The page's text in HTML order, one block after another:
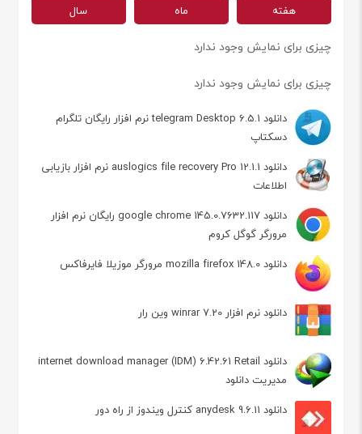
هفته ماه سال
چیزی برای نمایش وجود ندارد
چیزی برای نمایش وجود ندارد
دانلود telegram Desktop 6.5.1 نرم افزار رایگان تلگرام
دسکتاپ
دانلود auslogics file recovery Pro 12.1.1 نرم افزار بازیابی
اطلاعات
دانلود google chrome 145.0.7632.117 رایگان نرم افزار
مرورگر گوگل کروم
دانلود mozilla firefox 148.0 مرورگر موزیلا فایرفاکس
دانلود نرم افزار winrar 7.20 وین رار
دانلود internet download manager (IDM) 6.42.61 Retail
مدیریت دانلود
دانلود anydesk 9.6.11 کنترل ویندوز از راه دور